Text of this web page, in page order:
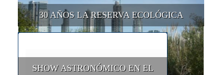
30 AÑOS LA RESERVA ECOLÓGICA
SHOW ASTRONÓMICO EN EL